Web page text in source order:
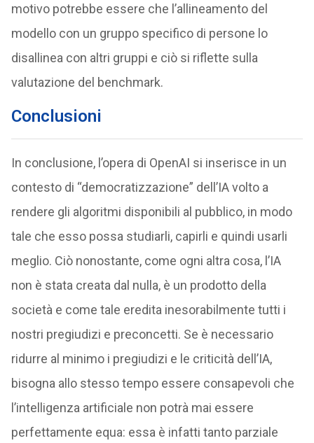
motivo potrebbe essere che l’allineamento del
modello con un gruppo specifico di persone lo
disallinea con altri gruppi e ciò si riflette sulla
valutazione del benchmark.
Conclusioni
In conclusione, l’opera di OpenAI si inserisce in un
contesto di “democratizzazione” dell’IA volto a
rendere gli algoritmi disponibili al pubblico, in modo
tale che esso possa studiarli, capirli e quindi usarli
meglio. Ciò nonostante, come ogni altra cosa, l’IA
non è stata creata dal nulla, è un prodotto della
società e come tale eredita inesorabilmente tutti i
nostri pregiudizi e preconcetti. Se è necessario
ridurre al minimo i pregiudizi e le criticità dell’IA,
bisogna allo stesso tempo essere consapevoli che
l’intelligenza artificiale non potrà mai essere
perfettamente equa: essa è infatti tanto parziale